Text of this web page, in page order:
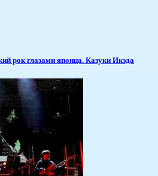
рок глазами японца. Казуки Икэда